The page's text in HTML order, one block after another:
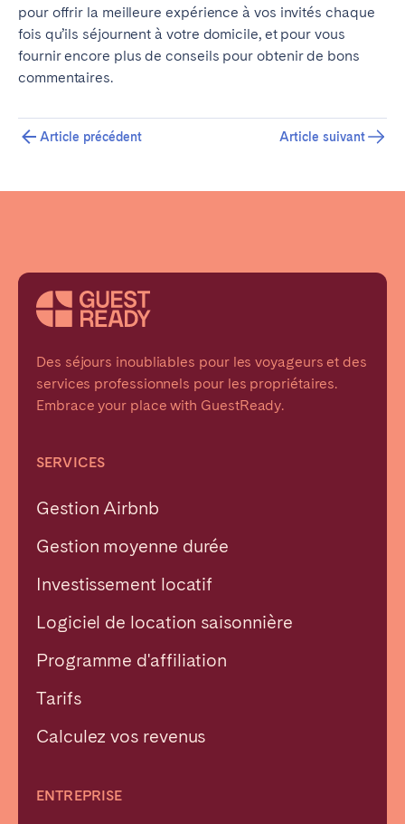
pour offrir la meilleure expérience à vos invités chaque
fois qu’ils séjournent à votre domicile, et pour vous
fournir encore plus de conseils pour obtenir de bons
commentaires.
Article précédent Article suivant
Des séjours inoubliables pour les voyageurs et des
services professionnels pour les propriétaires.
Embrace your place with GuestReady.
SERVICES
Gestion Airbnb
Gestion moyenne durée
Investissement locatif
Logiciel de location saisonnière
Programme d'affiliation
Tarifs
Calculez vos revenus
ENTREPRISE